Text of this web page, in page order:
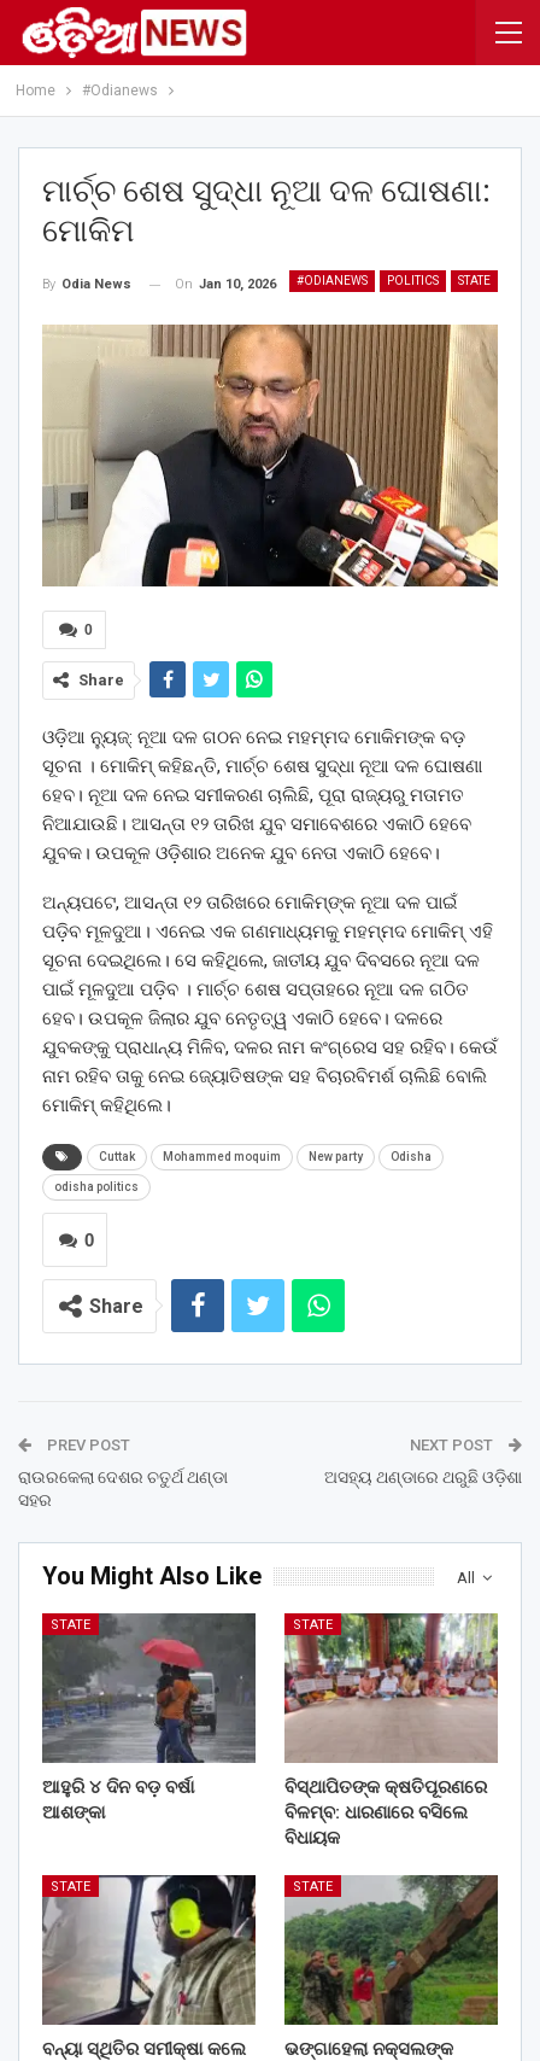
Home #Odianews
ମାର୍ଚ୍ଚ ଶେଷ ସୁଦ୍ଧା ନୂଆ ଦଳ ଘୋଷଣା:
ମୋକିମ
#ODIANEWS POLITICS STATE
By Odia News On Jan 10, 2026
0
Share
ଓଡ଼ିଆ ନ୍ୟୁଜ୍: ନୂଆ ଦଳ ଗଠନ ନେଇ ମହମ୍ମଦ ମୋକିମଙ୍କ ବଡ଼
ସୂଚନା । ମୋକିମ୍‌ କହିଛନ୍ତି, ମାର୍ଚ୍ଚ ଶେଷ ସୁଦ୍ଧା ନୂଆ ଦଳ ଘୋଷଣା
ହେବ। ନୂଆ ଦଳ ନେଇ ସମୀକରଣ ଚାଲିଛି, ପୂରା ରାଜ୍ୟରୁ ମତାମତ
ନିଆଯାଉଛି। ଆସନ୍ତା ୧୨ ତାରିଖ ଯୁବ ସମାବେଶରେ ଏକାଠି ହେବେ
ଯୁବକ। ଉପକୂଳ ଓଡ଼ିଶାର ଅନେକ ଯୁବ ନେତା ଏକାଠି ହେବେ।
ଅନ୍ୟପଟେ, ଆସନ୍ତା ୧୨ ତାରିଖରେ ମୋକିମ୍‌ଙ୍କ ନୂଆ ଦଳ ପାଇଁ
ପଡ଼ିବ ମୂଳଦୁଆ। ଏନେଇ ଏକ ଗଣମାଧ୍ୟମକୁ ମହମ୍ମଦ ମୋକିମ୍‌ ଏହି
ସୂଚନା ଦେଇଥିଲେ। ସେ କହିଥିଲେ, ଜାତୀୟ ଯୁବ ଦିବସରେ ନୂଆ ଦଳ
ପାଇଁ ମୂଳଦୁଆ ପଡ଼ିବ । ମାର୍ଚ୍ଚ ଶେଷ ସପ୍ତାହରେ ନୂଆ ଦଳ ଗଠିତ
ହେବ। ଉପକୂଳ ଜିଲାର ଯୁବ ନେତୃତ୍ୱ ଏକାଠି ହେବେ। ଦଳରେ
ଯୁବକଙ୍କୁ ପ୍ରାଧାନ୍ୟ ମିଳିବ, ଦଳର ନାମ କଂଗ୍ରେସ ସହ ରହିବ। କେଉଁ
ନାମ ରହିବ ତାକୁ ନେଇ ଜ୍ୟୋତିଷଙ୍କ ସହ ବିଚାରବିମର୍ଶ ଚାଲିଛି ବୋଲି
ମୋକିମ୍‌ କହିଥିଲେ।
Cuttak Mohammed moquim New party Odisha
odisha politics
0
Share
PREV POST
ରାଉରକେଲା ଦେଶର ଚତୁର୍ଥ ଥଣ୍ଡା
ସହର
NEXT POST
ଅସହ୍ୟ ଥଣ୍ଡାରେ ଥରୁଛି ଓଡି଼ଶା
All
You Might Also Like
STATE
ଆହୁରି ୪ ଦିନ ବଡ଼ ବର୍ଷା
ଆଶଙ୍କା
STATE
ବିସ୍ଥାପିତଙ୍କ କ୍ଷତିପୂରଣରେ
ବିଳମ୍ବ: ଧାରଣାରେ ବସିଲେ
ବିଧାୟକ
STATE
ବନ୍ୟା ସ୍ଥିତିର ସମୀକ୍ଷା କଲେ
STATE
ଭଙ୍ଗାହେଲା ନକ୍ସଲଙ୍କ